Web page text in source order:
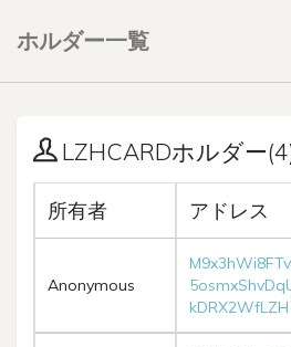
ホルダー一覧
LZHCARDホルダー
所有者 アドレス
Anonymous
kDRX2WfLZH